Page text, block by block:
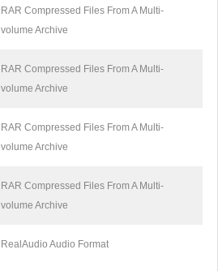
RAR Compressed Files From A Multi-
volume Archive
RAR Compressed Files From A Multi-
volume Archive
RAR Compressed Files From A Multi-
volume Archive
RAR Compressed Files From A Multi-
volume Archive
RealAudio Audio Format